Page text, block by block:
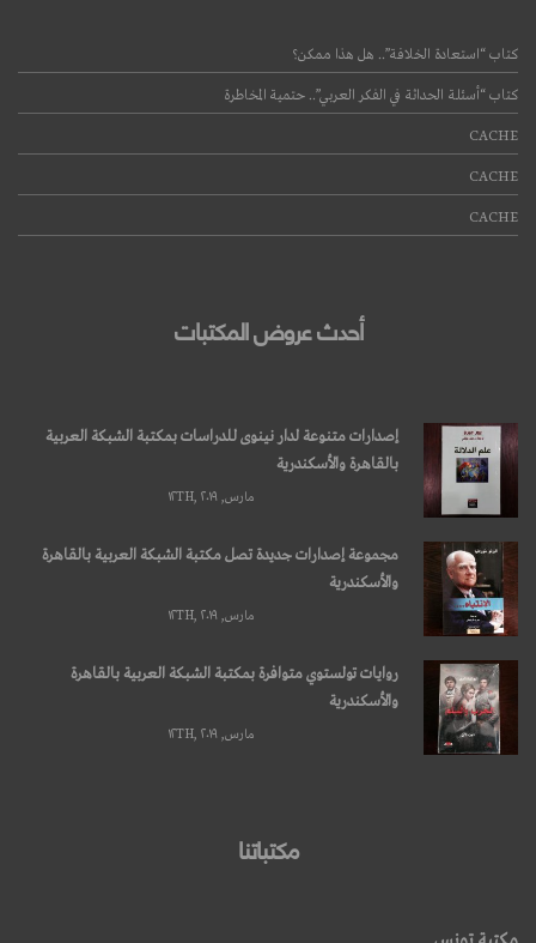
كتاب “استعادة الخلافة”.. هل هذا ممكن؟
كتاب “أسئلة الحداثة في الفكر العربي”.. حتمية المخاطرة
CACHE
CACHE
CACHE
أحدث عروض المكتبات
إصدارات متنوعة لدار نينوى للدراسات بمكتبة الشبكة العربية
بالقاهرة والأسكندرية
مارس, ۱۲TH, ۲۰۱۹
مجموعة إصدارات جديدة تصل مكتبة الشبكة العربية بالقاهرة
والأسكندرية
مارس, ۱۲TH, ۲۰۱۹
روايات تولستوي متوافرة بمكتبة الشبكة العربية بالقاهرة
والأسكندرية
مارس, ۱۲TH, ۲۰۱۹
مكتباتنا